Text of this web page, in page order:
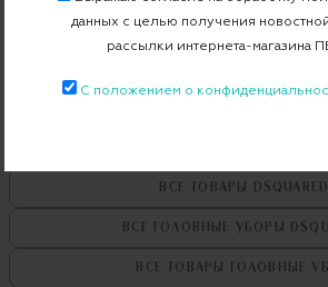
Бесплатная примерка в пункте выдачи
ВСЕ ТОВАРЫ
ВСЕ ГОЛОВНЫЕ УБОРЫ
ВСЕ ТОВАРЫ ГОЛОВНЫЕ
данных с целью получения
рассылки интернета-магазина
С положением о